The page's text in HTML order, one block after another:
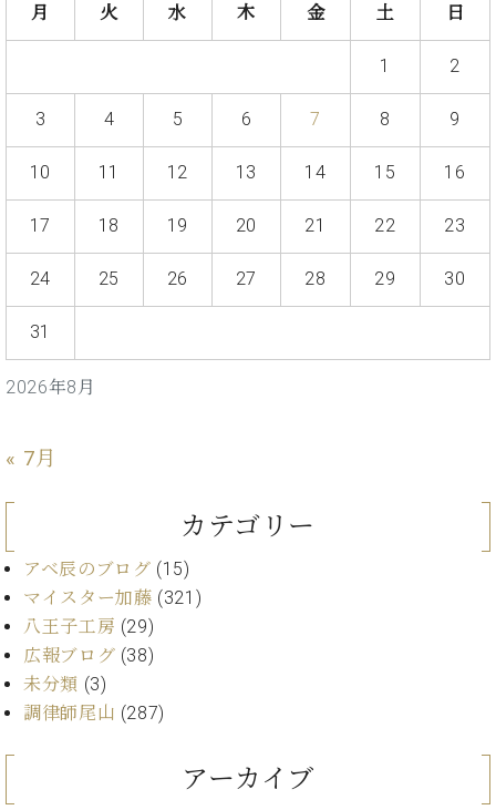
ン
ベ
シ
タ
ン
ド
ピ
ア
ノ
C.
ベ
番
ベ
イ
ン・
シ
ュ
ー
納
ホ
ス
タ
ジ
オ
ー
ト
ッ
ス
ン
イ
ベ
主
ベ
ン
ト
ロ
律
方
ま
大
迎。
ベヒ
シュ
タイ
ン・
シュ
ーレ
音楽
教室
タ
イ
ン
・
セ
ト
ラ
会
案
お
問
合
せ
2026年8月
月 火 水 木 金 土 日
1 2
3 4 5 6 7 8 9
10 11 12 13 14 15 16
17 18 19 20 21 22 23
24 25 26 27 28 29 30
31
« 7月
カテゴリー
アベ辰のブログ (15)
マイスター加藤 (321)
八王子工房 (29)
広報ブログ (38)
未分類 (3)
調律師尾山 (287)
アーカイブ